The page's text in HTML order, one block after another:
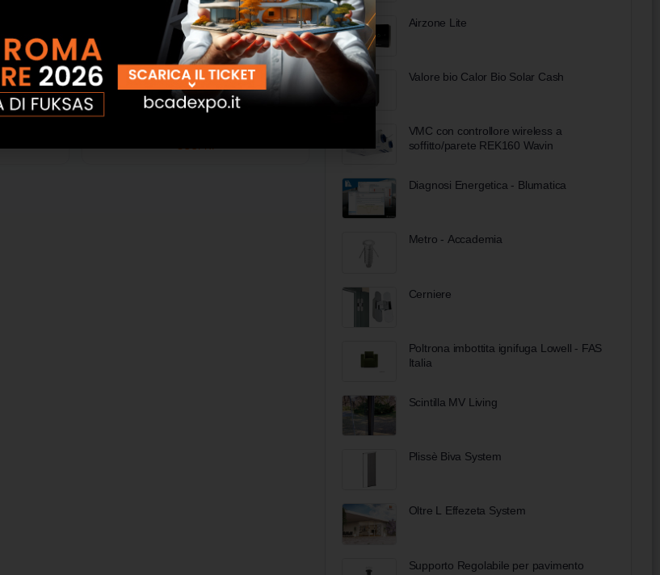
Tecno
Macchina per massetti mac 90
evolution 400V Tecno Edil Sistem
Airzone Lite
Valore bio Calor Bio Solar Cash
VMC con controllore wireless a
soffitto/parete REK160 Wavin
Diagnosi Energetica - Blumatica
Metro - Accademia
Cerniere
Poltrona imbottita ignifuga Lowell - FAS
Italia
Scintilla MV Living
Plissè Biva System
Oltre L Effezeta System
Supporto Regolabile per pavimento